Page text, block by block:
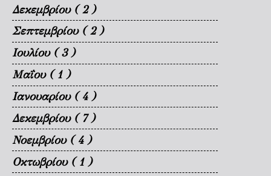
Δεκεμβρίου ( 2 )
Σεπτεμβρίου ( 2 )
Ιουλίου ( 3 )
Μαΐου ( 1 )
Ιανουαρίου ( 4 )
Δεκεμβρίου ( 7 )
Νοεμβρίου ( 4 )
Οκτωβρίου ( 1 )